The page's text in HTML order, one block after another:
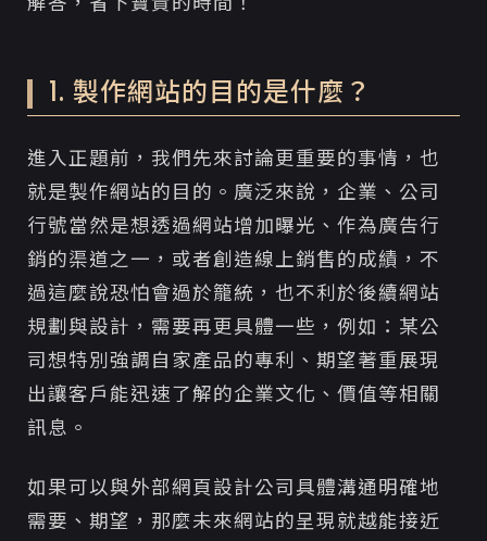
1. 製作網站的目的是什麼？
進入正題前，我們先來討論更重要的事情，也
就是製作網站的目的。廣泛來說，企業、公司
行號當然是想透過網站增加曝光、作為廣告行
銷的渠道之一，或者創造線上銷售的成績，不
過這麼說恐怕會過於籠統，也不利於後續網站
規劃與設計，需要再更具體一些，例如：某公
司想特別強調自家產品的專利、期望著重展現
出讓客戶能迅速了解的企業文化、價值等相關
訊息。
如果可以與外部網頁設計公司具體溝通明確地
需要、期望，那麼未來網站的呈現就越能接近